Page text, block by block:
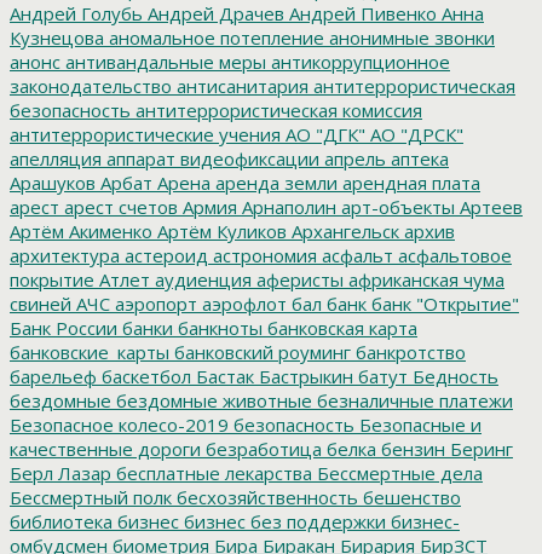
Андрей Голубь Андрей Драчев Андрей Пивенко Анна
Кузнецова аномальное потепление анонимные звонки
анонс антивандальные меры антикоррупционное
законодательство антисанитария антитеррористическая
безопасность антитеррористическая комиссия
антитеррористические учения АО "ДГК" АО "ДРСК"
апелляция аппарат видеофиксации апрель аптека
Арашуков Арбат Арена аренда земли арендная плата
арест арест счетов Армия Арнаполин арт-объекты Артеев
Артём Акименко Артём Куликов Архангельск архив
архитектура астероид астрономия асфальт асфальтовое
покрытие Атлет аудиенция аферисты африканская чума
свиней АЧС аэропорт аэрофлот бал банк банк "Открытие"
Банк России банки банкноты банковская карта
банковские_карты банковский роуминг банкротство
барельеф баскетбол Бастак Бастрыкин батут Бедность
бездомные бездомные животные безналичные платежи
Безопасное колесо-2019 безопасность Безопасные и
качественные дороги безработица белка бензин Беринг
Берл Лазар бесплатные лекарства Бессмертные дела
Бессмертный полк бесхозяйственность бешенство
библиотека бизнес бизнес без поддержки бизнес-
омбудсмен биометрия Бира Биракан Бирария БирЗСТ